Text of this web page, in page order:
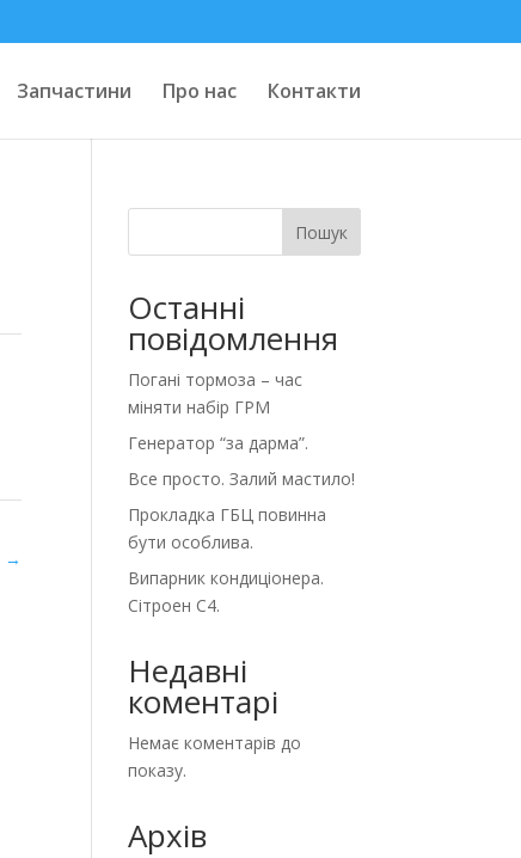
Запчастини Про нас Контакти
→
Пошук
Останні
повідомлення
Погані тормоза – час
міняти набір ГРМ
Генератор “за дарма”.
Все просто. Залий мастило!
Прокладка ГБЦ повинна
бути особлива.
Випарник кондиціонера.
Сітроен С4.
Недавні
коментарі
Немає коментарів до
показу.
Архів